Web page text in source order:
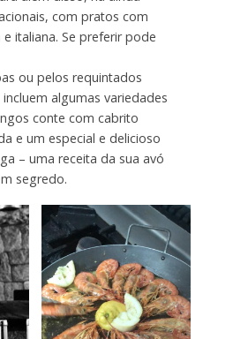
com pratos com
italiana. Se preferir pode
ou pelos requintados
algumas variedades
conte com cabrito
e um especial e delicioso
– uma receita da sua avó
segredo.